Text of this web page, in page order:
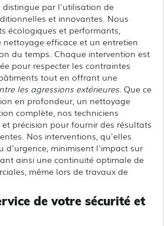
par l'utilisation de
et innovantes. Nous
écologiques et performants,
efficace et un entretien
du temps. Chaque intervention est
pour respecter les contraintes
tout en offrant une
les agressions extérieures. Que ce
en profondeur, un nettoyage
complète, nos techniciens
précision pour fournir des résultats
Nos interventions, qu'elles
d'urgence, minimisent l'impact sur
ainsi une continuité optimale de
même lors de travaux de
de votre sécurité et